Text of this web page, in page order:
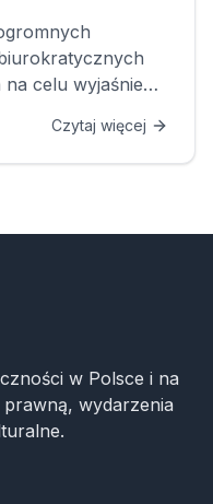
celu wyjaśnienie
Ernestynę
Portugalia,
Czytaj więcej
w Polsce i na
wydarzenia